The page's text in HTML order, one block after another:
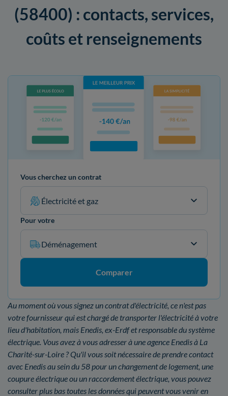
(58400) : contacts, services,
coûts et renseignements
Vous cherchez un contrat
Électricité et gaz
Pour votre
Déménagement
Comparer
Au moment où vous signez un contrat d'électricité, ce n'est pas
votre fournisseur qui est chargé de transporter l'électricité à votre
lieu d'habitation, mais Enedis, ex-Erdf et responsable du système
électrique. Vous avez à vous adresser à une agence Enedis à La
Charité-sur-Loire ? Qu'il vous soit nécessaire de prendre contact
avec Enedis au sein du 58 pour un changement de logement, une
coupure électrique ou un raccordement électrique, vous pouvez
consulter plus bas toutes les données qui peuvent vous venir en